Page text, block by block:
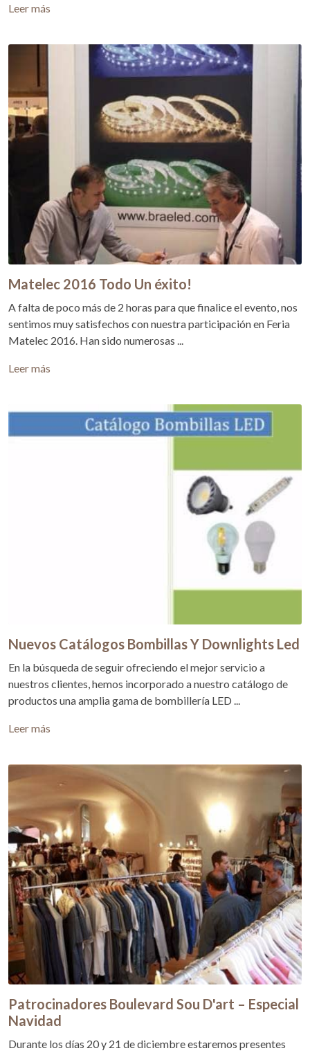
Leer más
Matelec 2016 Todo Un éxito!
A falta de poco más de 2 horas para que finalice el evento, nos
sentimos muy satisfechos con nuestra participación en Feria
Matelec 2016. Han sido numerosas ...
Leer más
Nuevos Catálogos Bombillas Y Downlights Led
En la búsqueda de seguir ofreciendo el mejor servicio a
nuestros clientes, hemos incorporado a nuestro catálogo de
productos una amplia gama de bombillería LED ...
Leer más
Patrocinadores Boulevard Sou D'art – Especial
Navidad
Durante los días 20 y 21 de diciembre estaremos presentes